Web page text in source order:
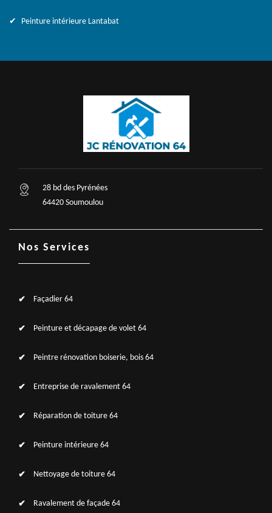
Peinture intérieure Lantabat
28 bd des Pyrénées
64420 Soumoulou
Nos Services
Façadier 64
Peinture et décapage de volet 64
Peintre rénovation boiserie, bois 64
Entreprise de ravalement 64
Réparation de toiture 64
Peinture intérieure 64
Nettoyage de toiture 64
Ravalement de façade 64